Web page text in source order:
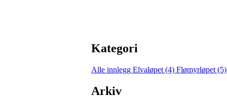
Kategori
Alle innlegg Elvaløpet (4) Flømyrløpet
Arkiv